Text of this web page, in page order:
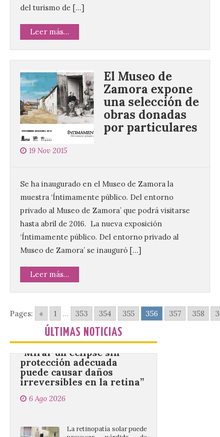
del turismo de […]
Leer más...
El Museo de
Zamora expone
una selección de
obras donadas
por particulares
19 Nov 2015
Se ha inaugurado en el Museo de Zamora la
muestra ‘Íntimamente público. Del entorno
privado al Museo de Zamora’ que podrá visitarse
hasta abril de 2016. La nueva exposición
‘Íntimamente público. Del entorno privado al
Museo de Zamora’ se inauguró […]
Leer más...
Pages: « 1 ... 353 354 355 356 357 358
ÚLTIMAS NOTICIAS
El Ayuntamiento de La
Bañeza presenta el
Festival One More Time,
agosto en la Plaza Mayor.
6 Ago 2026
Se celebrará el próximo
domingo 16 de agosto, a
en la Plaza Mayor de la
del Ayuntamiento de La Bañeza ha
acogido esta mañana la presentación
“Mirar un eclipse sin
protección adecuada
puede causar daños
irreversibles en la retina”
6 Ago 2026
el campo visual y